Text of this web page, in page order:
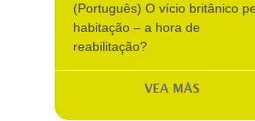
(Português) O vício britânico
habitação – a hora de
reabilitação?
VEA MÁS